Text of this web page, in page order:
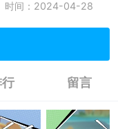
时间：2024-04-28
留言